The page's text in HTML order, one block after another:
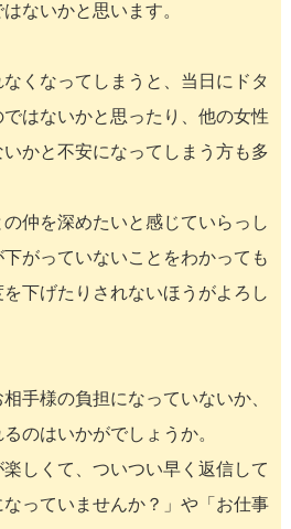
ないかと思います。
くなってしまうと、当日にドタ
はないかと思ったり、他の女性
かと不安になってしまう方も多
仲を深めたいと感じていらっし
がっていないことをわかっても
下げたりされないほうがよろし
手様の負担になっていないか、
のはいかがでしょうか。
しくて、ついつい早く返信して
っていませんか？」や「お仕事